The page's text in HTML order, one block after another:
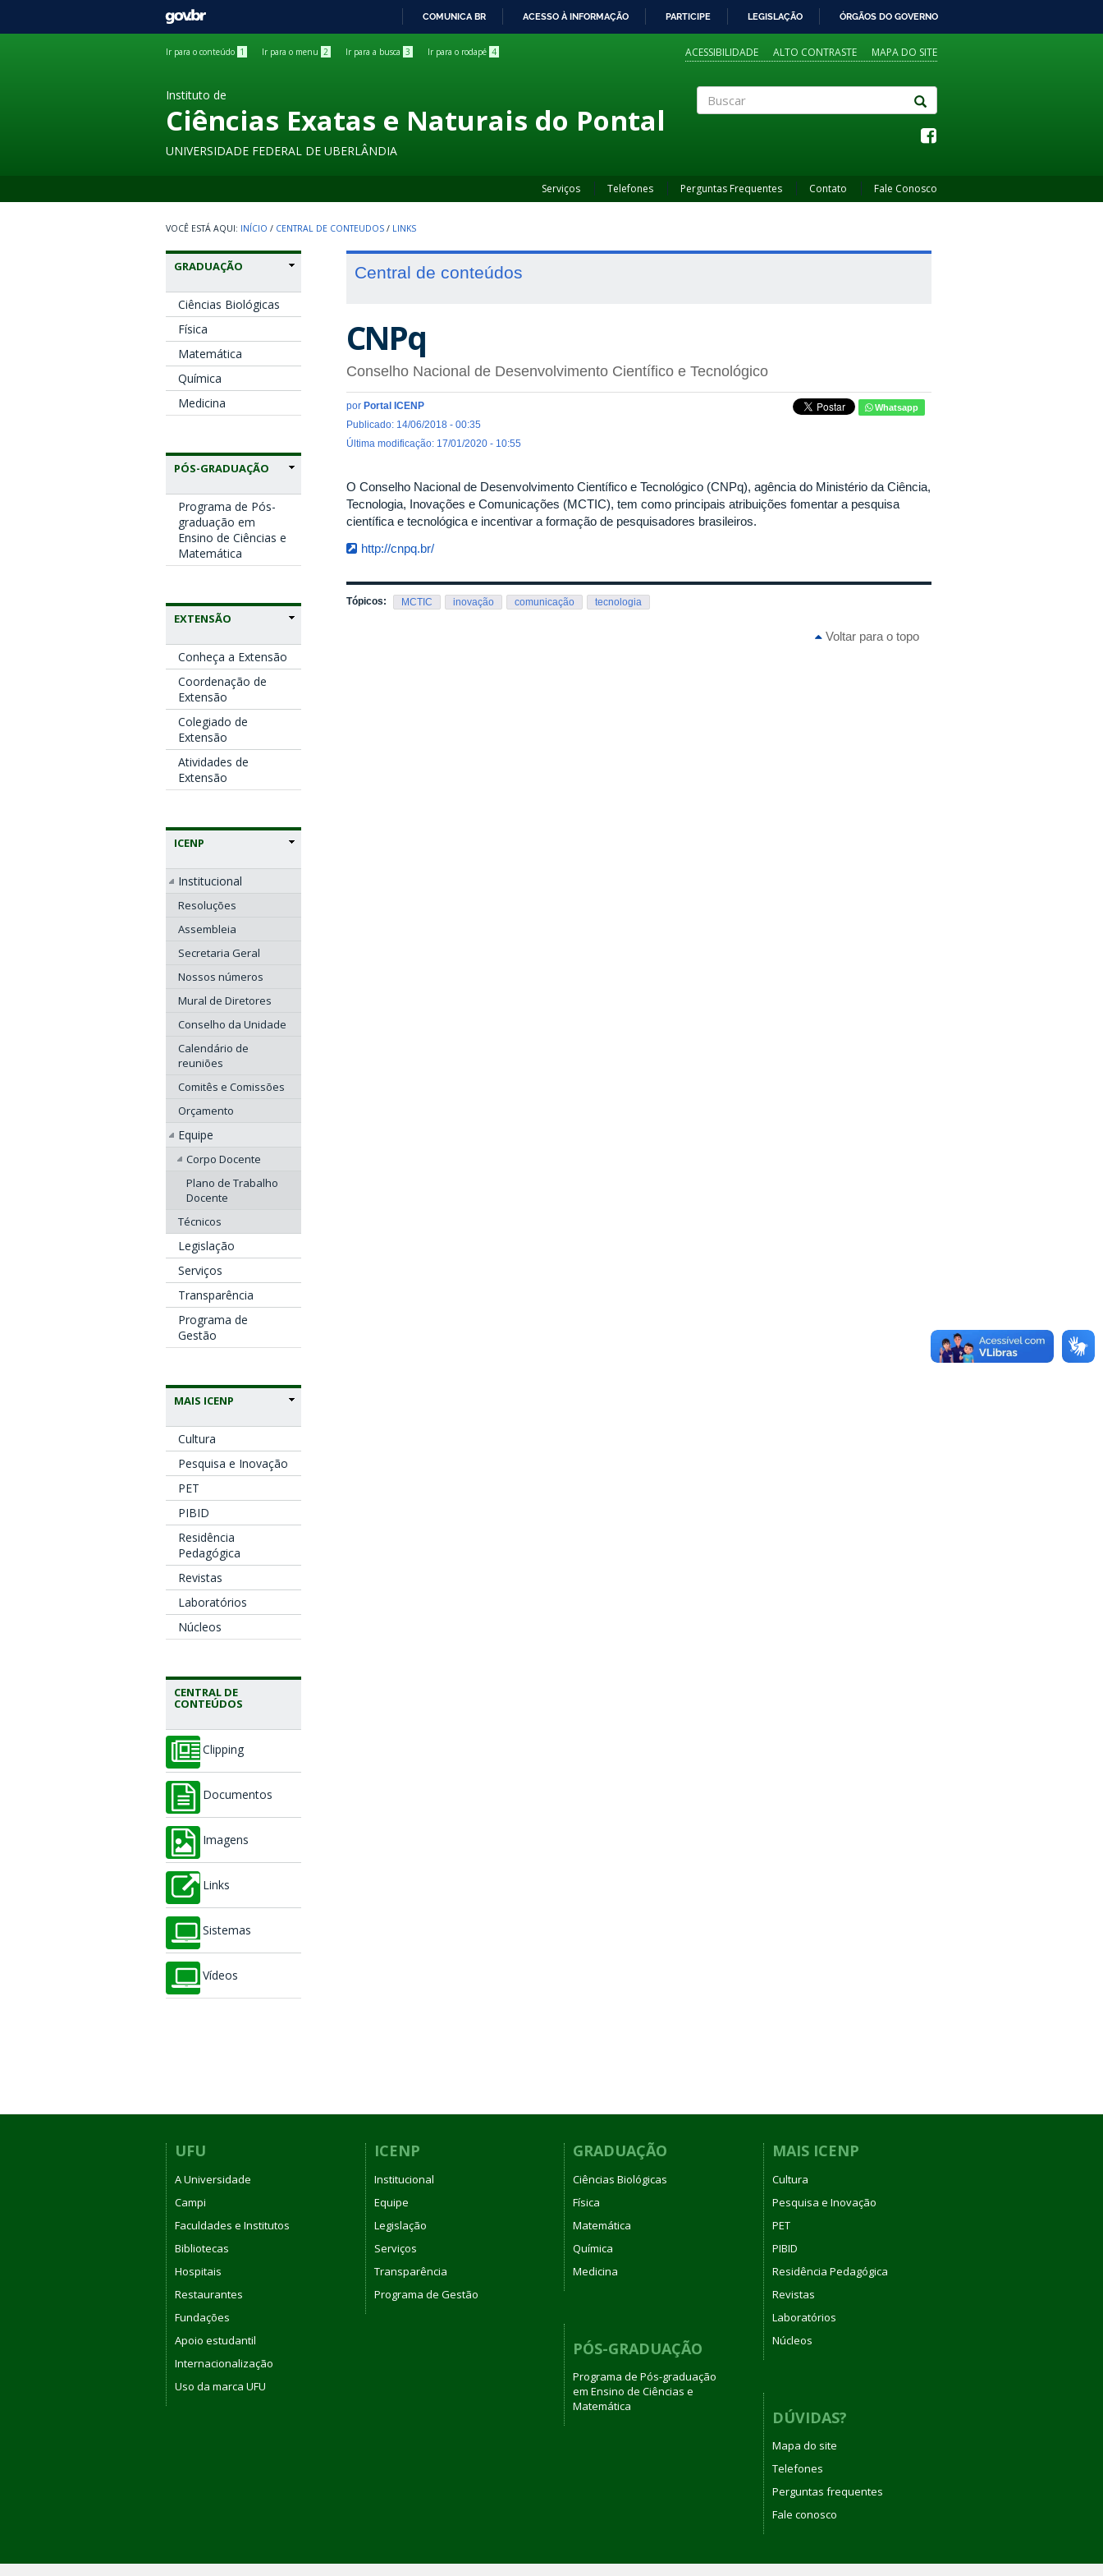
GOVBR
COMUNICA BR ACESSO À INFORMAÇÃO PARTICIPE LEGISLAÇÃO ÓRGÃOS DO GOVERNO
Ir para o conteúdo 1 Ir para o menu 2 Ir para a busca 3 Ir para o rodapé 4 ACESSIBILIDADE ALTO CONTRASTE MAPA DO SITE
Instituto de
Ciências Exatas e Naturais do Pontal
UNIVERSIDADE FEDERAL DE UBERLÂNDIA
Serviços Telefones Perguntas Frequentes Contato Fale Conosco
INÍCIO / CENTRAL DE CONTEUDOS / LINKS
GRADUAÇÃO
Ciências Biológicas
Física
Matemática
Química
Medicina
PÓS-GRADUAÇÃO
Programa de Pós-
graduação em
Ensino de Ciências e
Matemática
EXTENSÃO
Conheça a Extensão
Coordenação de
Extensão
Colegiado de
Extensão
Atividades de
Extensão
ICENP
Institucional
Resoluções
Assembleia
Secretaria Geral
Nossos números
Mural de Diretores
Conselho da Unidade
Calendário de
reuniões
Comitês e Comissões
Orçamento
Equipe
Corpo Docente
Plano de Trabalho
Docente
Técnicos
Legislação
Serviços
Transparência
Programa de
Gestão
MAIS ICENP
Cultura
Pesquisa e Inovação
PET
PIBID
Residência
Pedagógica
Revistas
Laboratórios
Núcleos
CENTRAL DE
CONTEÚDOS
Clipping
Documentos
Imagens
Links
Sistemas
Vídeos
Central de conteúdos
CNPq
Conselho Nacional de Desenvolvimento Científico e Tecnológico
por Portal ICENP
Publicado: 14/06/2018 - 00:35
Última modificação: 17/01/2020 - 10:55
Whatsapp
O Conselho Nacional de Desenvolvimento Científico e Tecnológico (CNPq), agência do Ministério da Ciência,
Tecnologia, Inovações e Comunicações (MCTIC), tem como principais atribuições fomentar a pesquisa
científica e tecnológica e incentivar a formação de pesquisadores brasileiros.
http://cnpq.br/
Tópicos: MCTIC inovação comunicação tecnologia
Voltar para o topo
UFU
A Universidade
Campi
Faculdades e Institutos
Bibliotecas
Hospitais
Restaurantes
Fundações
Apoio estudantil
Internacionalização
Uso da marca UFU
ICENP
Institucional
Equipe
Legislação
Serviços
Transparência
Programa de Gestão
GRADUAÇÃO
Ciências Biológicas
Física
Matemática
Química
Medicina
PÓS-GRADUAÇÃO
Programa de Pós-graduação
em Ensino de Ciências e
Matemática
MAIS ICENP
Cultura
Pesquisa e Inovação
PET
PIBID
Residência Pedagógica
Revistas
Laboratórios
Núcleos
DÚVIDAS?
Mapa do site
Telefones
Perguntas frequentes
Fale conosco